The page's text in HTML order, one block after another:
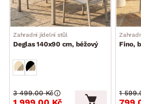
Zahradní jídelní stůl
Deglas 140x90 cm, béžový
3 499.00 Kč
Fino,
1